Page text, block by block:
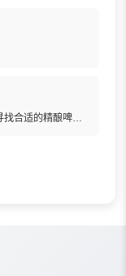
精酿啤酒代工和私人定制的越来越多，要怎么寻找合适的精酿啤酒生产工厂呢？